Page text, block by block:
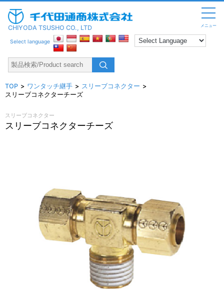
メニュー
CHIYODA TSUSHO CO., LTD
Select language
TOP ワンタッチ継手
スリーブコネクター
スリーブコネクターチーズ
スリーブコネクター
スリーブコネクターチーズ